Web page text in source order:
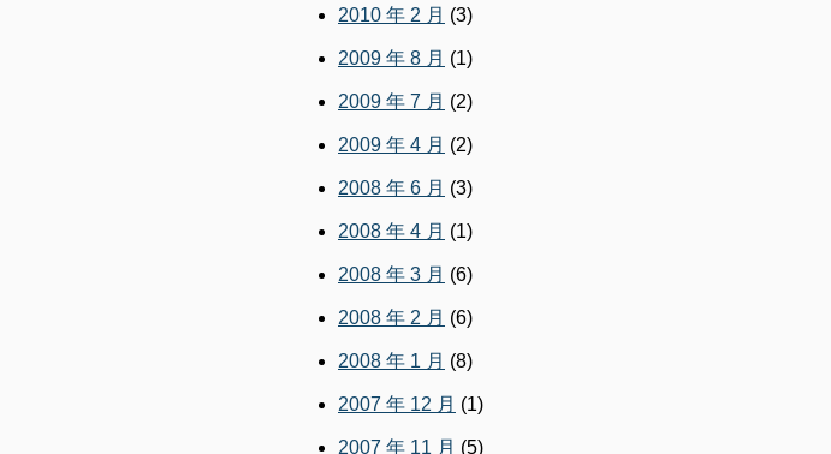
2010 年 2 月 (3)
2009 年 8 月 (1)
2009 年 7 月 (2)
2009 年 4 月 (2)
2008 年 6 月 (3)
2008 年 4 月 (1)
2008 年 3 月 (6)
2008 年 2 月 (6)
2008 年 1 月 (8)
2007 年 12 月 (1)
2007 年 11 月 (5)